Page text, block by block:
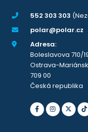
552 303 303
polar@polar.cz
Adresa:
Boleslavova 710/
Ostrava-
709 00
Česká republika